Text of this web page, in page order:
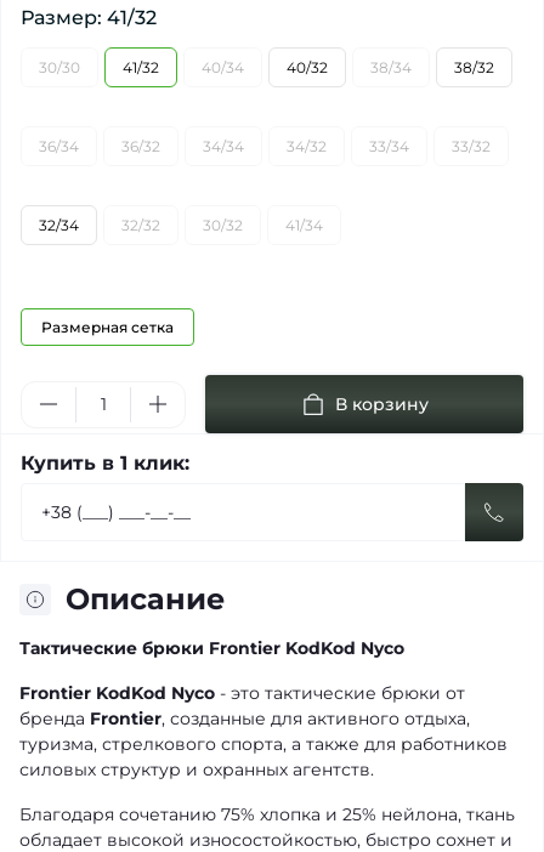
Размер: 41/32
30/30 41/32 40/34 40/32 38/34 38/32
36/34 36/32 34/34 34/32 33/34 33/32
32/34 32/32 30/32 41/34
Размерная сетка
В корзину
Купить в 1 клик:
Описание
Тактические брюки Frontier KodKod Nyco
Frontier KodKod Nyco - это тактические брюки от
бренда Frontier, созданные для активного отдыха,
туризма, стрелкового спорта, а также для работников
силовых структур и охранных агентств.
Благодаря сочетанию 75% хлопка и 25% нейлона, ткань
обладает высокой износостойкостью, быстро сохнет и